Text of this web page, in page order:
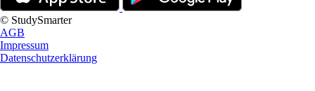
© StudySmarter
AGB
Impressum
Datenschutzerklärung